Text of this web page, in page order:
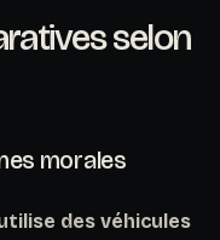
selon
morales
des véhicules